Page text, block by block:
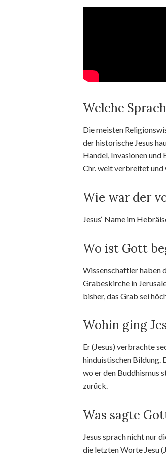
Welche
Die meisten
der historische Jesus
Handel, Invasionen und
Chr. weit verbreitet und
Wie war der
Jesus‘ Name im
Wo ist Gott
Wissenschaftler haben
Grabeskirche in
bisher, das Grab sei
Wohin ging
Er (Jesus) verbrachte
hinduistischen Bildung.
wo er den Buddhismus
zurück.
Was sagte
Jesus sprach nicht nur
die letzten Worte Jesu